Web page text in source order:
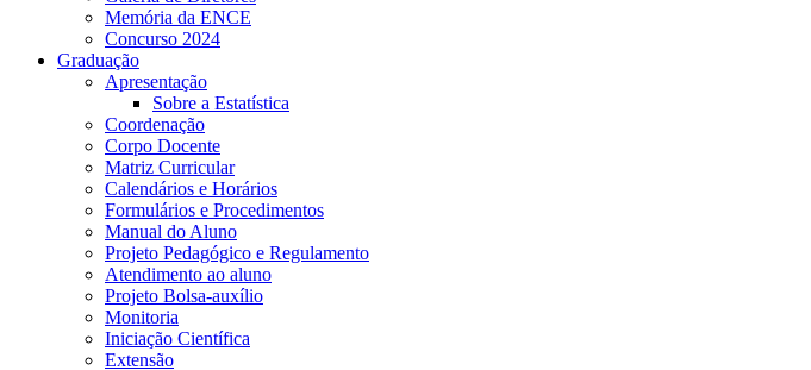
Memória da ENCE
Concurso 2024
Graduação
Apresentação
Sobre a Estatística
Coordenação
Corpo Docente
Matriz Curricular
Calendários e Horários
Formulários e Procedimentos
Manual do Aluno
Projeto Pedagógico e Regulamento
Atendimento ao aluno
Projeto Bolsa-auxílio
Monitoria
Iniciação Científica
Extensão